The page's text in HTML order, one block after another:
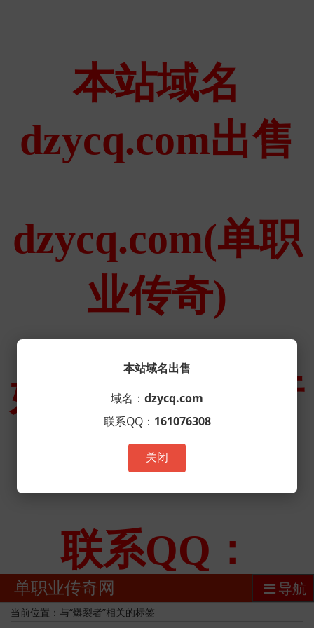
单职业传奇网 导航
当前位置：与“爆裂者”相关的标签
本站域名出售
域名： dzycq.com
联系QQ： 161076308
关闭